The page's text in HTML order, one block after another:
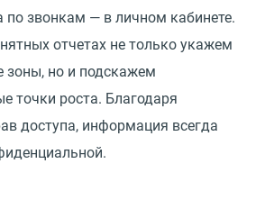
по звонкам — в личном кабинете.
отчетах не только укажем
зоны, но и подскажем
точки роста. Благодаря
доступа, информация всегда